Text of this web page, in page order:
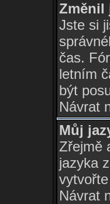
Změnil
Jste si
čas.
letním
být
Návrat
Můj
Zřejmě
jazyka
Návrat